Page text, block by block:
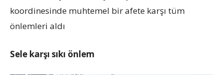
koordinesinde muhtemel bir afete karşı tüm
önlemleri aldı
Sele karşı sıkı önlem